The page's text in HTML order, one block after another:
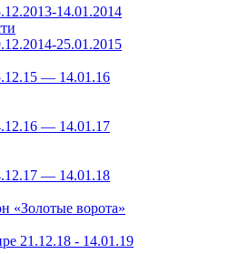
14.01.2014
25.01.2015
— 14.01.16
— 14.01.17
— 14.01.18
«Золотые ворота»
21.12.18 - 14.01.19